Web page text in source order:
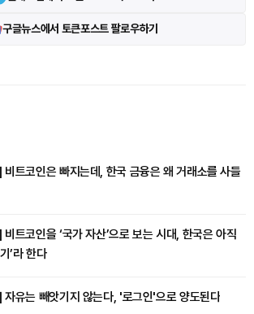
구글뉴스에서 토큰포스트 팔로우하기
비트코인은 빠지는데, 한국 금융은 왜 거래소를 사들
비트코인을 ‘국가 자산’으로 보는 시대, 한국은 아직
’라 한다
자유는 빼앗기지 않는다, '로그인'으로 양도된다